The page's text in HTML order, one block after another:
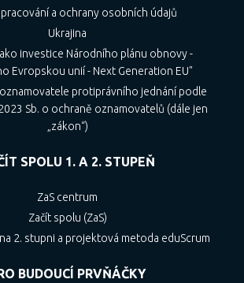
a ochrany osobních údajů
Ukrajina
investice Národního plánu obnovy -
Evropskou unií - Next Generation EU"
protiprávního jednání podle
Sb. o ochraně oznamovatelů (dále jen
„zákon“)
SPOLU 1. A 2. STUPEŇ
ZaS centrum
Začít spolu (ZaS)
2. stupni a projektová metoda eduScrum
BUDOUCÍ PRVŇÁČKY